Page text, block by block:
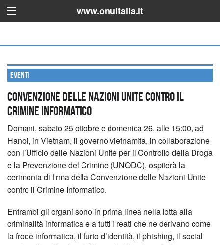
www.onuitalia.it
Eventi
Convenzione delle Nazioni Unite contro il
Crimine Informatico
Domani, sabato 25 ottobre e domenica 26, alle 15:00, ad
Hanoi, in Vietnam, il governo vietnamita, in collaborazione
con l’Ufficio delle Nazioni Unite per il Controllo della Droga
e la Prevenzione del Crimine (UNODC), ospiterà la
cerimonia di firma della Convenzione delle Nazioni Unite
contro il Crimine Informatico.
Entrambi gli organi sono in prima linea nella lotta alla
criminalità informatica e a tutti i reati che ne derivano come
la frode informatica, il furto d’identità, il phishing, il social